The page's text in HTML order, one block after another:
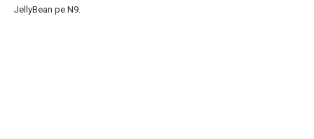
JellyBean pe N9.